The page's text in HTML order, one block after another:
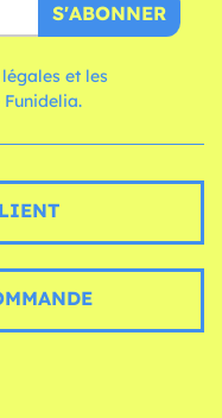
S'ABONNER
et les